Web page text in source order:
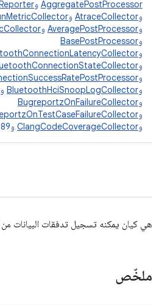
AggregatePostProcessor و
وAtraceCollector و
وAveragePostProcessor و
وBasePostProcessor
و
و
و
وBluetoothHciSnoopLogCollector و
وBugreportzOnFailureCollector
و
وClangCodeCoverageCollector و89 غيرها
هي كيان يمكنه تسجيل تدفقات البيانات من
ملخّص